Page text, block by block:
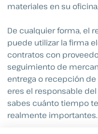
materiales en su
De cualquier forma, el
puede utilizar la firma
contratos con
seguimiento de
entrega o recepción
eres el responsable
sabes cuánto tiempo
realmente importantes.